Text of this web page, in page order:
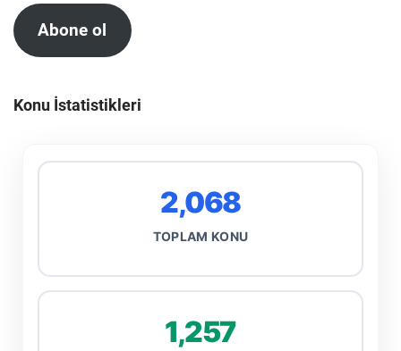
Abone ol
Konu İstatistikleri
2,068
TOPLAM KONU
1,257